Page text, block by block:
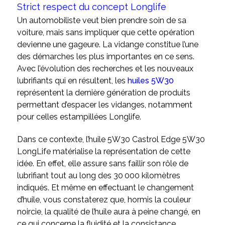
Strict respect du concept Longlife
Un automobiliste veut bien prendre soin de sa
voiture, mais sans impliquer que cette opération
devienne une gageure. La vidange constitue l’une
des démarches les plus importantes en ce sens.
Avec l’évolution des recherches et les nouveaux
lubrifiants qui en résultent, les huiles 5W30
représentent la dernière génération de produits
permettant d’espacer les vidanges, notamment
pour celles estampillées Longlife.
Dans ce contexte, l’huile 5W30 Castrol Edge 5W30
LongLife matérialise la représentation de cette
idée. En effet, elle assure sans faillir son rôle de
lubrifiant tout au long des 30 000 kilomètres
indiqués. Et même en effectuant le changement
d’huile, vous constaterez que, hormis la couleur
noircie, la qualité de l’huile aura à peine changé, en